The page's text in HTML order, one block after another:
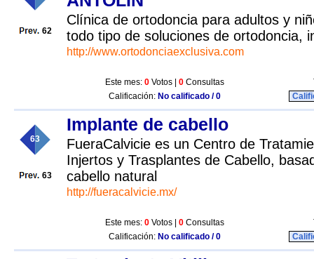
62
Clínica de ortodoncia para adultos y
todo tipo de soluciones de ortodoncia,
http://www.ortodonciaexclusiva.com
Este mes: 0 Votos | 0 Consultas
Calificación: No calificado / 0
63
63
Implante de cabello
FueraCalvicie es un Centro de
Injertos y Trasplantes de Cabello,
cabello natural
http://fueracalvicie.mx/
Este mes: 0 Votos | 0 Consultas
Calificación: No calificado / 0